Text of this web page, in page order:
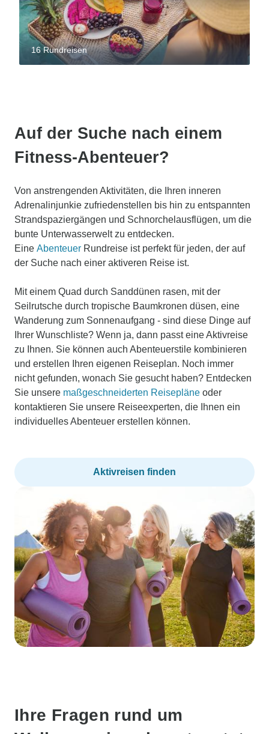
16 Rundreisen
Auf der Suche nach einem
Fitness-Abenteuer?
Von anstrengenden Aktivitäten, die Ihren inneren
Adrenalinjunkie zufriedenstellen bis hin zu entspannten
Strandspaziergängen und Schnorchelausflügen, um die
bunte Unterwasserwelt zu entdecken.
Eine Abenteuer Rundreise ist perfekt für jeden, der auf
der Suche nach einer aktiveren Reise ist.
Mit einem Quad durch Sanddünen rasen, mit der
Seilrutsche durch tropische Baumkronen düsen, eine
Wanderung zum Sonnenaufgang - sind diese Dinge auf
Ihrer Wunschliste? Wenn ja, dann passt eine Aktivreise
zu Ihnen. Sie können auch Abenteuerstile kombinieren
und erstellen Ihren eigenen Reiseplan. Noch immer
nicht gefunden, wonach Sie gesucht haben? Entdecken
Sie unsere maßgeschneiderten Reisepläne oder
kontaktieren Sie unsere Reiseexperten, die Ihnen ein
individuelles Abenteuer erstellen können.
Aktivreisen finden
Ihre Fragen rund um